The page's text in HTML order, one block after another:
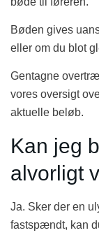
Bøden gives
eller om du blot
Gentagne
vores oversigt
aktuelle beløb.
Kan jeg
alvorligt
Ja. Sker der en
fastspændt, kan